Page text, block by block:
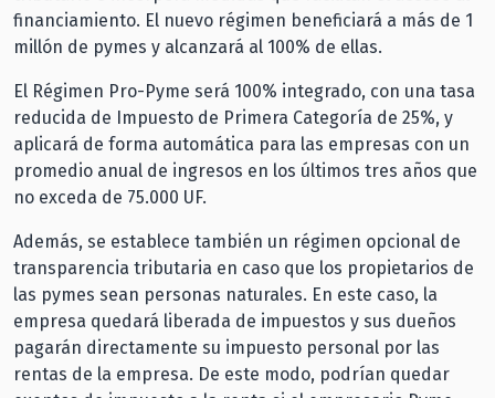
financiamiento. El nuevo régimen beneficiará a más de 1
millón de pymes y alcanzará al 100% de ellas.
El Régimen Pro-Pyme será 100% integrado, con una tasa
reducida de Impuesto de Primera Categoría de 25%, y
aplicará de forma automática para las empresas con un
promedio anual de ingresos en los últimos tres años que
no exceda de 75.000 UF.
Además, se establece también un régimen opcional de
transparencia tributaria en caso que los propietarios de
las pymes sean personas naturales. En este caso, la
empresa quedará liberada de impuestos y sus dueños
pagarán directamente su impuesto personal por las
rentas de la empresa. De este modo, podrían quedar